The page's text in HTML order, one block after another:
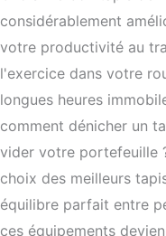
considérablement
votre productivité au
l'exercice dans votre
longues heures
comment dénicher un
vider votre portefeuille
choix des meilleurs
équilibre parfait entre
ces équipements